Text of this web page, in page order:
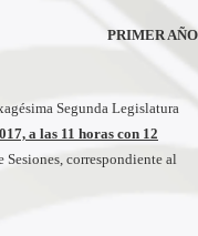
PRIMER AÑO
Segunda Legislatura
a las 11 horas con 12
Sesiones, correspondiente al